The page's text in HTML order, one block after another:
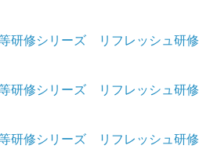
研修シリーズ リフレッシュ研修
研修シリーズ リフレッシュ研修
研修シリーズ リフレッシュ研修